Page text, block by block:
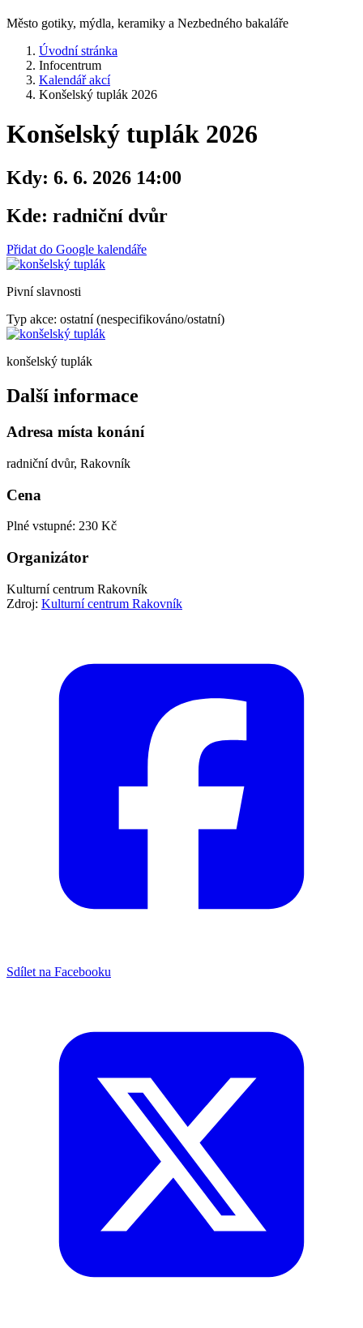
Město gotiky, mýdla, keramiky a Nezbedného bakaláře
Úvodní stránka
Infocentrum
Kalendář akcí
Konšelský tuplák 2026
Konšelský tuplák 2026
Kdy: 6. 6. 2026 14:00
Kde: radniční dvůr
Přidat do Google kalendáře
Pivní slavnosti
Typ akce: ostatní (nespecifikováno/ostatní)
konšelský tuplák
Další informace
Adresa místa konání
radniční dvůr, Rakovník
Cena
Plné vstupné: 230 Kč
Organizátor
Kulturní centrum Rakovník
Zdroj: Kulturní centrum Rakovník
Sdílet na Facebooku